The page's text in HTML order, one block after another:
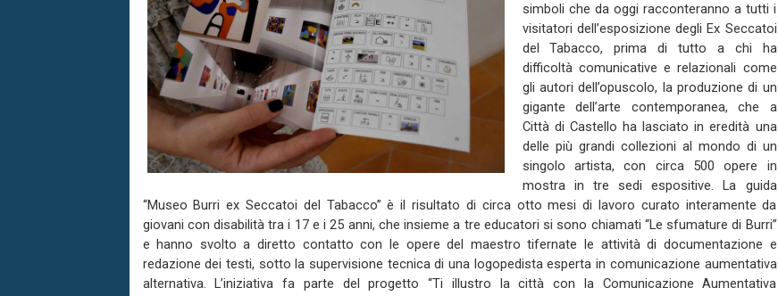
simboli che da oggi racconteranno a tutti i
visitatori dell’esposizione degli Ex Seccatoi
del Tabacco, prima di tutto a chi ha
difficoltà comunicative e relazionali come
gli autori dell’opuscolo, la produzione di un
gigante dell’arte contemporanea, che a
Città di Castello ha lasciato in eredità una
delle più grandi collezioni al mondo di un
singolo artista, con circa 500 opere in
mostra in tre sedi espositive. La guida
“Museo Burri ex Seccatoi del Tabacco” è il risultato di circa otto mesi di lavoro curato interamente da
giovani con disabilità tra i 17 e i 25 anni, che insieme a tre educatori si sono chiamati “Le sfumature di Burri”
e hanno svolto a diretto contatto con le opere del maestro tifernate le attività di documentazione e
redazione dei testi, sotto la supervisione tecnica di una logopedista esperta in comunicazione aumentativa
alternativa. L’iniziativa fa parte del progetto “Ti illustro la città con la Comunicazione Aumentativa